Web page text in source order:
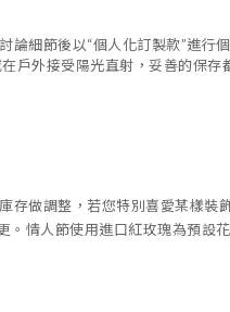
論細節後以“個人化訂製款”進行
戶外接受陽光直射，妥善的保存
存做調整，若您特別喜愛某樣裝
情人節使用進口紅玫瑰為預設花